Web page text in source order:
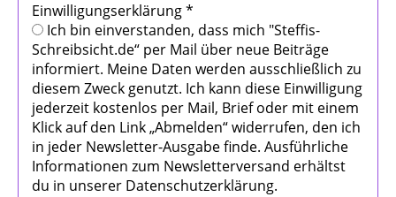
Einwilligungserklärung*
Ich bin einverstanden, dass mich "Steffis-
Schreibsicht.de“ per Mail über neue Beiträge
informiert. Meine Daten werden ausschließlich zu
diesem Zweck genutzt. Ich kann diese Einwilligung
jederzeit kostenlos per Mail, Brief oder mit einem
Klick auf den Link „Abmelden“ widerrufen, den ich
in jeder Newsletter-Ausgabe finde. Ausführliche
Informationen zum Newsletterversand erhältst
du in unserer Datenschutzerklärung.